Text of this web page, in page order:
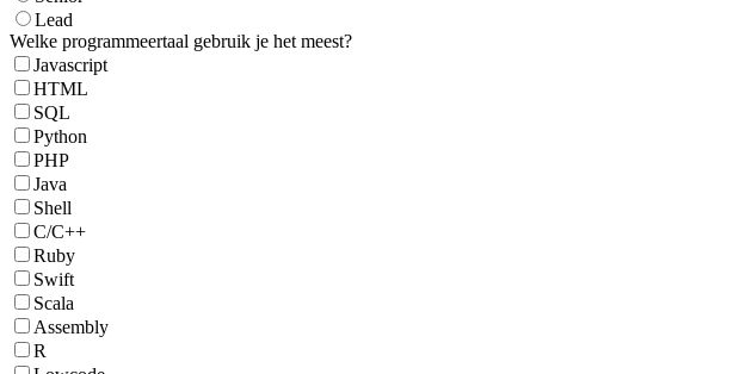
Lead
Welke programmeertaal gebruik je het meest?
Javascript
HTML
SQL
Python
PHP
Java
Shell
C/C++
Ruby
Swift
Scala
Assembly
R